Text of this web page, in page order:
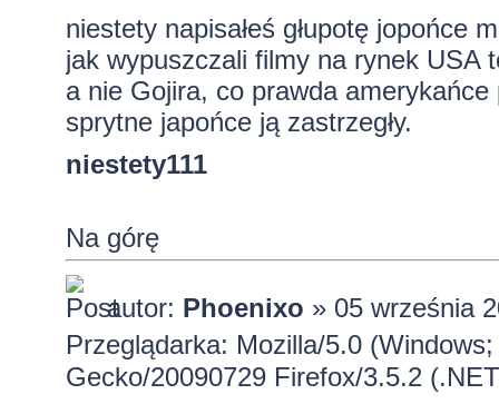
niestety napisałeś głupotę jopońce
jak wypuszczali filmy na rynek USA
a nie Gojira, co prawda
sprytne japońce ją zastrzegły.
niestety111
Na górę
autor: Phoenixo » 05 września
Przeglądarka: Mozilla/5.0
Gecko/20090729 Firefox/3.5.2